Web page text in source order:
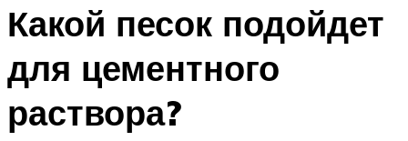
Какой песок подойдет
для цементного
раствора?